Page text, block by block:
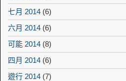
七月 2014 (6)
六月 2014 (6)
可能 2014 (8)
四月 2014 (6)
遊行 2014 (7)